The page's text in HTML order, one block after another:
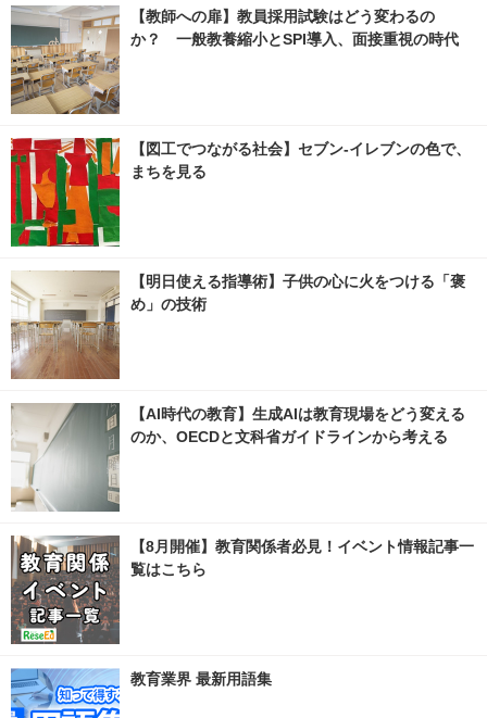
【教師への扉】教員採用試験はどう変わるの
か？ 一般教養縮小とSPI導入、面接重視の時代
【図工でつながる社会】セブン‐イレブンの色で、
まちを見る
【明日使える指導術】子供の心に火をつける「褒
め」の技術
【AI時代の教育】生成AIは教育現場をどう変える
のか、OECDと文科省ガイドラインから考える
【8月開催】教育関係者必見！イベント情報記事一
覧はこちら
教育業界 最新用語集